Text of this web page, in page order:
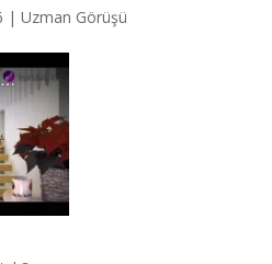
| Uzman Görüşü